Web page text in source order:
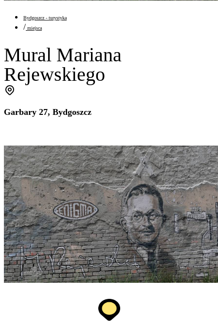
Bydgoszcz - turystyka
/ miejsca
Mural Mariana
Rejewskiego
Garbary 27, Bydgoszcz